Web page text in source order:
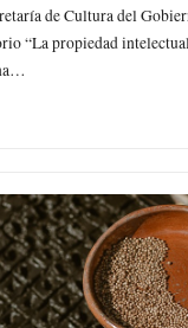
de Cultura del
“La propiedad